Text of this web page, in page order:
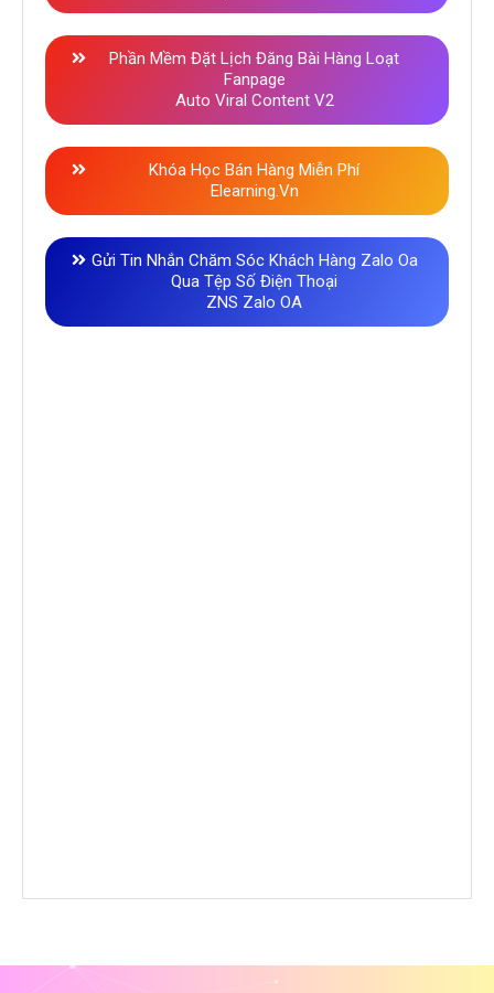
Phần Mềm Đặt Lịch Đăng Bài Hàng Loạt
Fanpage
Auto Viral Content V2
Khóa Học Bán Hàng Miễn Phí
Elearning.vn
Gửi Tin Nhắn Chăm Sóc Khách Hàng Zalo Oa
Qua Tệp Số Điện Thoại
ZNS Zalo OA